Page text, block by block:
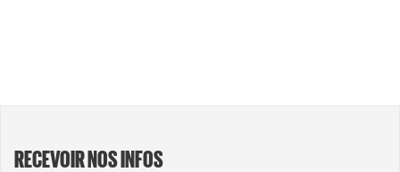
RECEVOIR NOS INFOS